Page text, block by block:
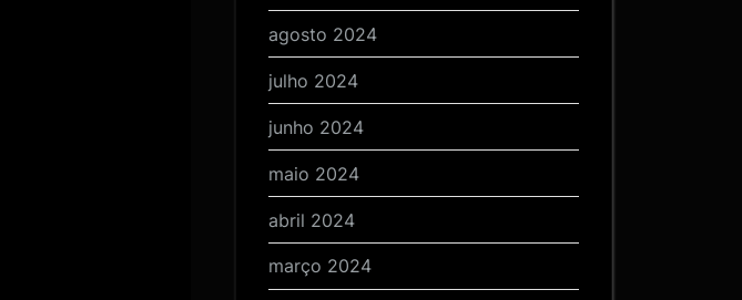
agosto 2024
julho 2024
junho 2024
maio 2024
abril 2024
março 2024